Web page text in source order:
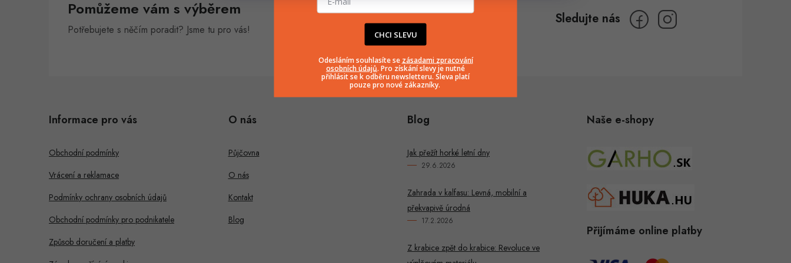
Pomůžeme vám s výběrem
Potřebujete s něčím poradit? Jsme tu pro vás!
+420777799661
Informace pro vás
Obchodní podmínky
Vrácení a reklamace
Podmínky ochrany osobních údajů
Obchodní podmínky pro podnikatele
Způsob doručení a platby
O nás
Půjčovna
O nás
Kontakt
Blog
Blog
Jak přežít horké letní dny
29.6.2026
Zahrada v kalfasu: Levná, mobilní a
překvapivě úrodná
17.2.2026
Z krabice zpět do krabice: Revoluce ve
Naše e-shopy
Přijímáme online platby
CHCI SLEVU
Odesláním souhlasíte se zásadami zpracování
osobních údajů. Pro získání slevy je nutné
přihlásit se k odběru newsletteru. Sleva platí
pouze pro nové zákazníky.